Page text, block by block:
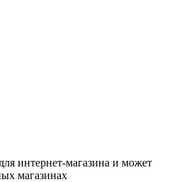
интернет-магазина и может
магазинах